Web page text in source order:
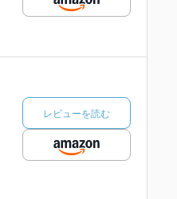
レビューを読む